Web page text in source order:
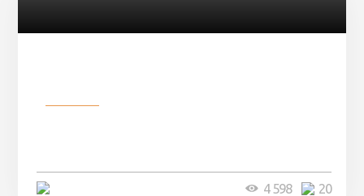
20
4 598